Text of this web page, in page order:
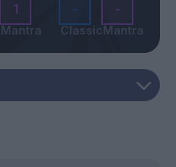
1
Mantra
-
Classic
-
Mantra